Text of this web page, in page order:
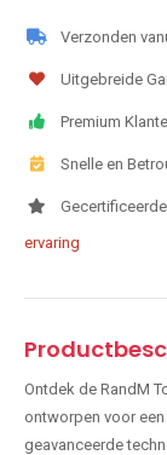
Verzonden
Uitgebreide
Premium
Snelle en
ervaring
Ontdek de RandM
ontworpen voor
geavanceerde